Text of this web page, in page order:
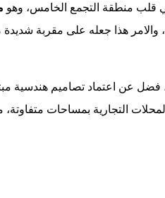
قلب منطقة التجمع الخامس، وهو
هذا جعله على مقربة
عن اعتماد تصاميم هندسية
التجارية بمساحات